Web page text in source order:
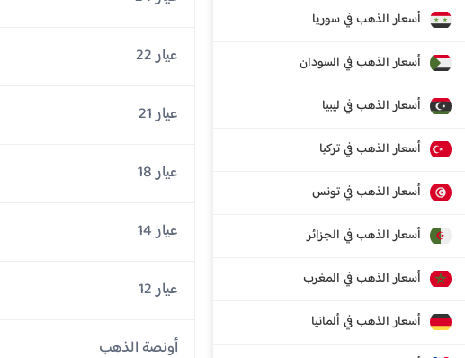
أسعار الذهب في سوريا
أسعار الذهب في السودان
أسعار الذهب في ليبيا
أسعار الذهب في تركيا
أسعار الذهب في تونس
أسعار الذهب في الجزائر
أسعار الذهب في المغرب
أسعار الذهب في ألمانيا
عيار 22
عيار 21
عيار 18
عيار 14
عيار 12
أونصة الذهب